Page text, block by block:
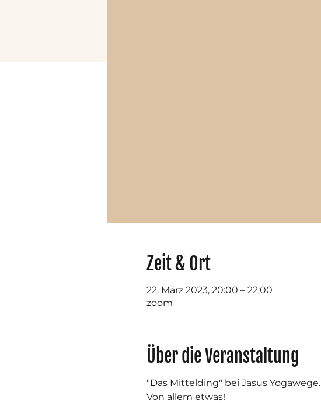
Zeit & Ort
22. März 2023, 20:00 – 22:00
zoom
Über die Veranstaltung
"Das Mittelding" bei Jasus Yogawege.
Von allem etwas!